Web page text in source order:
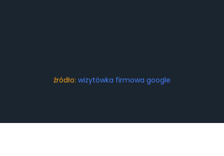
źródło: wizytówka firmowa google